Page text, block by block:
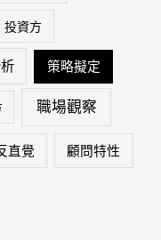
投資方
策略擬定
職場觀察
直覺 顧問特性